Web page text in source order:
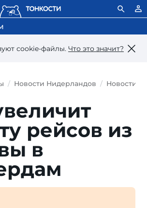
сookie-файлы. Что это значит?
Новости Нидерландов Новости
рейсов из
в